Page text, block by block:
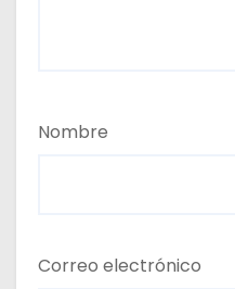
Nombre
Correo electrónico